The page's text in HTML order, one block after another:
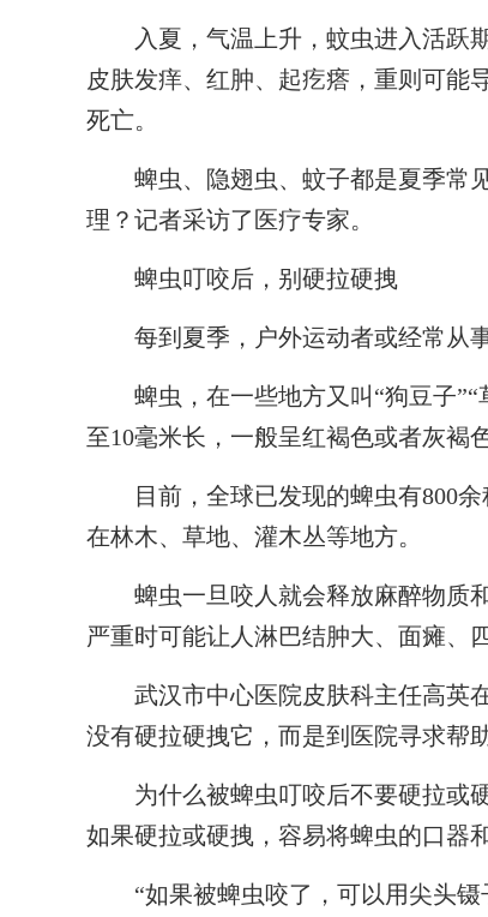
入夏，气温上升，蚊虫进入活跃期
皮肤发痒、红肿、起疙瘩，重则可能
死亡。
蜱虫、隐翅虫、蚊子都是夏季常见
理？记者采访了医疗专家。
蜱虫叮咬后，别硬拉硬拽
每到夏季，户外运动者或经常从事
蜱虫，在一些地方又叫“狗豆子”“
至10毫米长，一般呈红褐色或者灰褐
目前，全球已发现的蜱虫有800余
在林木、草地、灌木丛等地方。
蜱虫一旦咬人就会释放麻醉物质和
严重时可能让人淋巴结肿大、面瘫、
武汉市中心医院皮肤科主任高英在
没有硬拉硬拽它，而是到医院寻求帮
为什么被蜱虫叮咬后不要硬拉或硬
如果硬拉或硬拽，容易将蜱虫的口器
“如果被蜱虫咬了，可以用尖头镊